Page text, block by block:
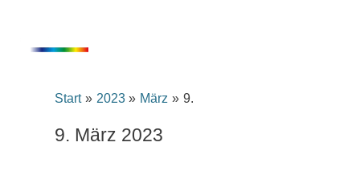
springen
Start 2023 März 9.
9. März 2023